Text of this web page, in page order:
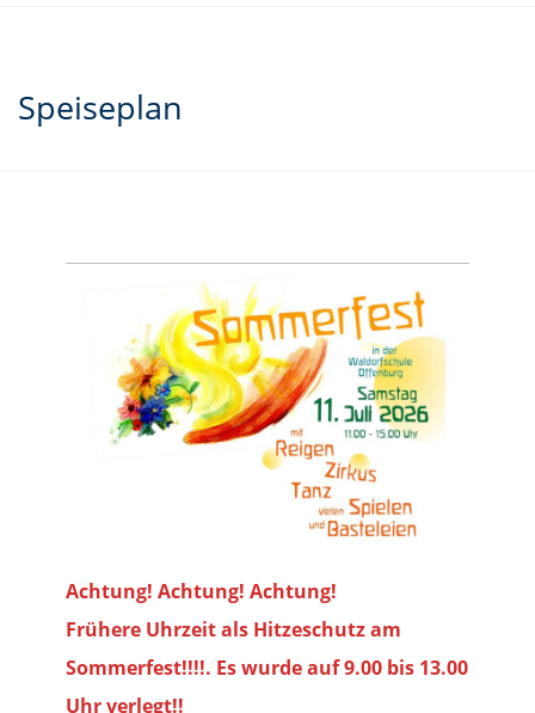
Speiseplan
Achtung! Achtung! Achtung!
Frühere Uhrzeit als Hitzeschutz am
Sommerfest!!!!. Es wurde auf 9.00 bis 13.00
Uhr verlegt!!